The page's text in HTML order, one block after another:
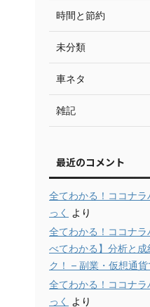
時間と節約
未分類
車ネタ
雑記
最近のコメント
全てわかる！ココナラ
っく
より
全てわかる！ココナラ
べてわかる】分析と
ク！ – 副業・仮想通貨
全てわかる！ココナラ
っく
より